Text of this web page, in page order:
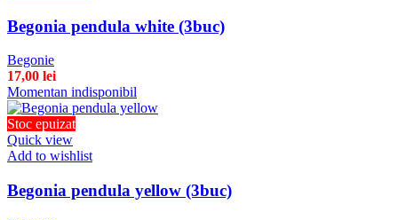
Begonia pendula white (3buc)
Begonie
17,00 lei
Momentan indisponibil
Stoc epuizat
Quick view
Add to wishlist
Begonia pendula yellow (3buc)